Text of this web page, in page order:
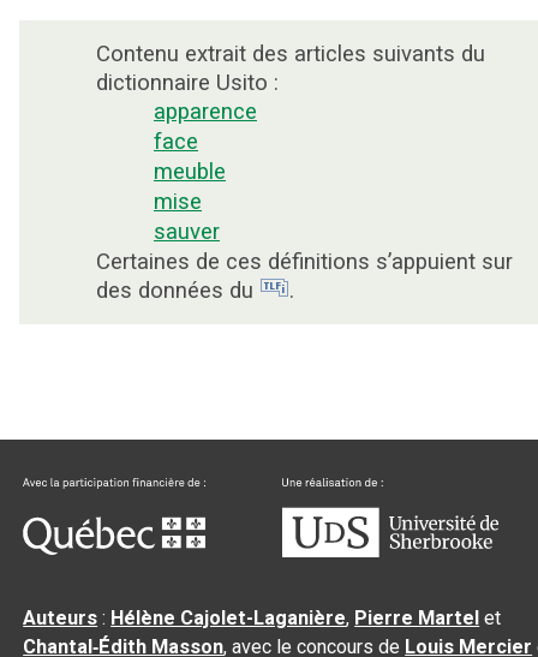
Contenu extrait des articles suivants du
dictionnaire Usito :
apparence
face
meuble
mise
sauver
Certaines de ces définitions s’appuient sur
des données du
.
Auteurs : Hélène Cajolet-Laganière, Pierre Martel et
Chantal‑Édith Masson, avec le concours de Louis Mercier